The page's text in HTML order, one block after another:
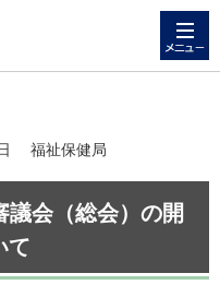
福祉保健局
会（総会）の開
て